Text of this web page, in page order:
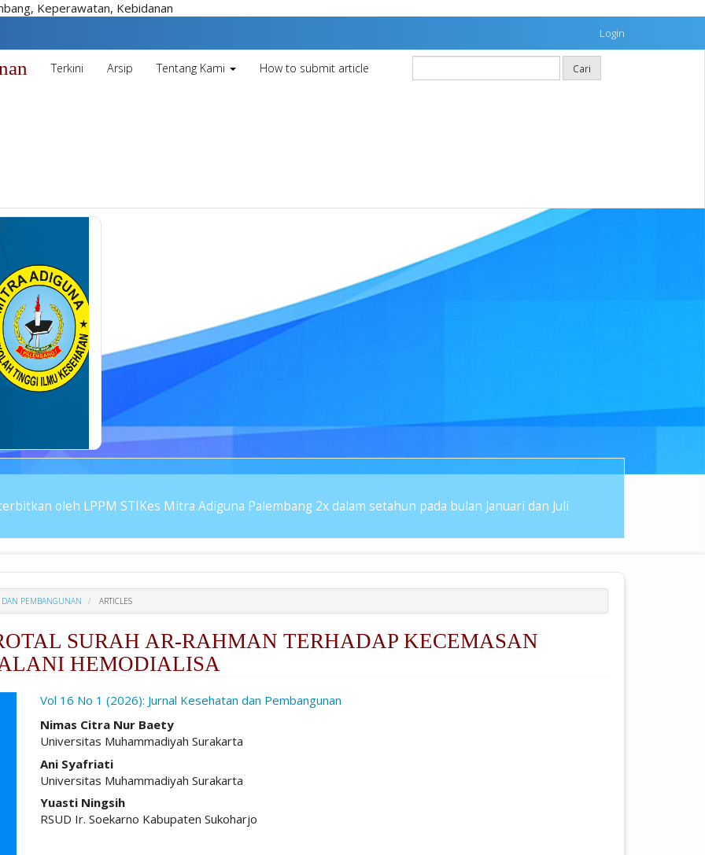
Keperawatan, Kebidanan
Login
Terkini Arsip Tentang Kami How to submit article Cari
oleh LPPM STIKes Mitra Adiguna Palembang 2x dalam setahun pada bulan Januari dan Juli
PEMBANGUNAN ARTICLES
SURAH AR-RAHMAN TERHADAP KECEMASAN
HEMODIALISA
Vol 16 No 1 (2026): Jurnal Kesehatan dan Pembangunan
##plugins.themes.academic_pro.article.main##
Nimas Citra Nur Baety
Universitas Muhammadiyah Surakarta
Ani Syafriati
Universitas Muhammadiyah Surakarta
Yuasti Ningsih
RSUD Ir. Soekarno Kabupaten Sukoharjo